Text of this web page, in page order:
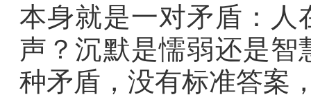
本身就是一对矛盾：人
声？沉默是懦弱还是智
种矛盾，没有标准答案